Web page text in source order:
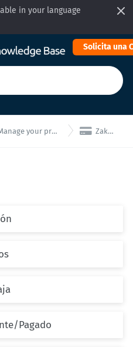
in your language
Solicita una
from a single interface!  Zak - Pagos
Pagado